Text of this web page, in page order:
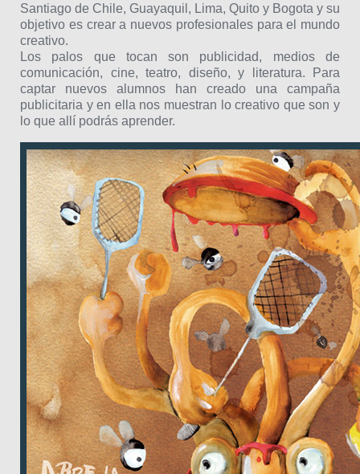
Santiago de Chile, Guayaquil, Lima, Quito y Bogota y su
objetivo es crear a nuevos profesionales para el mundo
creativo.
Los palos que tocan son publicidad, medios de
comunicación, cine, teatro, diseño, y literatura. Para
captar nuevos alumnos han creado una campaña
publicitaria y en ella nos muestran lo creativo que son y
lo que allí podrás aprender.